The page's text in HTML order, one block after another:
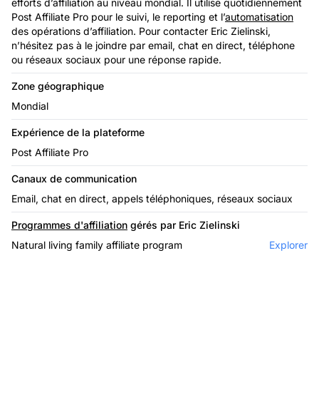
Post Affiliate Pro pour le suivi, le reporting et l’automatisation
des opérations d’affiliation. Pour contacter Eric Zielinski,
n’hésitez pas à le joindre par email, chat en direct, téléphone
ou réseaux sociaux pour une réponse rapide.
Zone géographique
Mondial
Expérience de la plateforme
Post Affiliate Pro
Canaux de communication
Email, chat en direct, appels téléphoniques, réseaux sociaux
Programmes d'affiliation gérés par Eric Zielinski
Natural living family affiliate program
Explorer